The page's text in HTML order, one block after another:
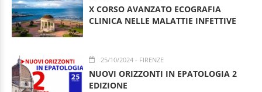
X CORSO AVANZATO ECOGRAFIA
CLINICA NELLE MALATTIE INFETTIVE
25/10/2024 - FIRENZE
NUOVI ORIZZONTI IN EPATOLOGIA 2
EDIZIONE